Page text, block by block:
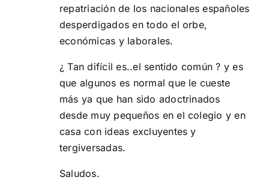
repatriación de los nacionales españoles
desperdigados en todo el orbe,
económicas y laborales.
¿ Tan difícil es..el sentido común ? y es
que algunos es normal que le cueste
más ya que han sido adoctrinados
desde muy pequeños en el colegio y en
casa con ideas excluyentes y
tergiversadas.
Saludos.